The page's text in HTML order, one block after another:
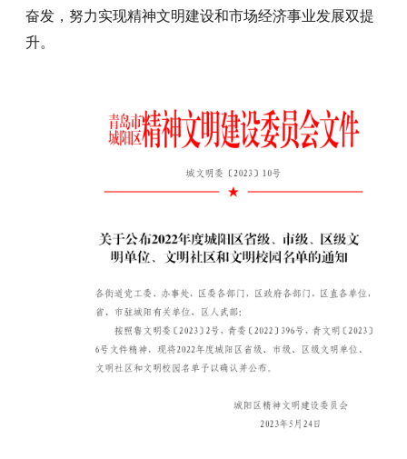
奋发，努力实现精神文明建设和市场经济事业发展双提
升。